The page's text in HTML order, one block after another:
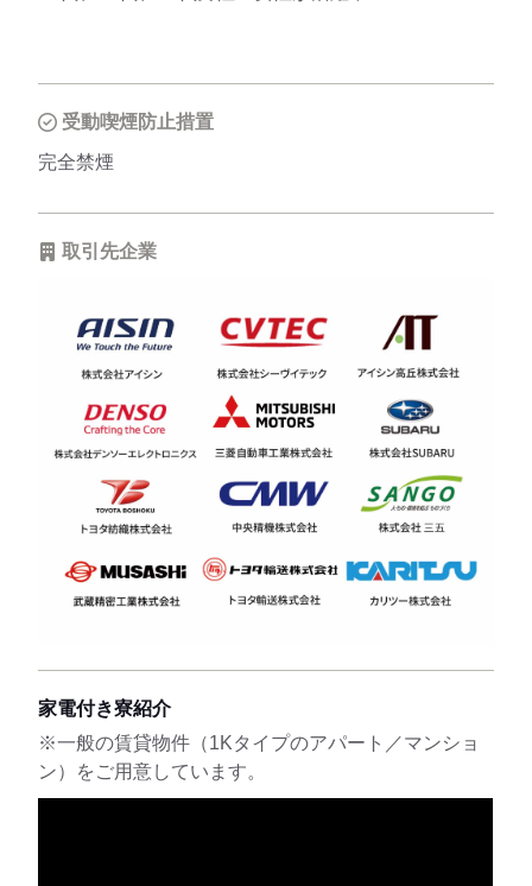
受動喫煙防止措置
完全禁煙
取引先企業
家電付き寮紹介
※一般の賃貸物件（1Kタイプのアパート／マンショ
ン）をご用意しています。